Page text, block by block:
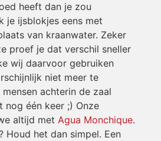
heeft dan je zou
je ijsblokjes eens met
van kraanwater. Zeker
proef je dat verschil sneller
wij daarvoor gebruiken
niet meer te
achterin de zaal
nog één keer ;) Onze
altijd met Agua Monchique.
Houd het dan simpel. Een